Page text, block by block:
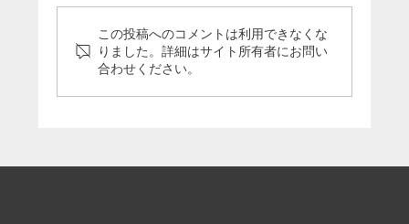
この投稿へのコメントは利用できなくな
りました。詳細はサイト所有者にお問い
合わせください。